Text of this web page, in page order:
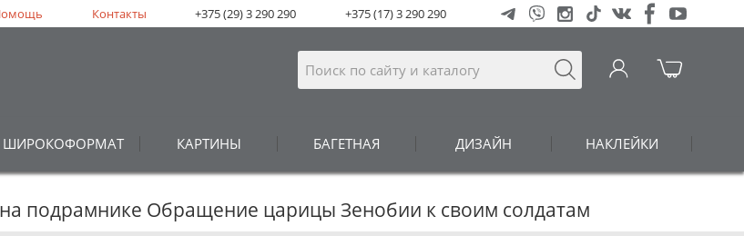
ШИРОКОФОРМАТ КАРТИНЫ БАГЕТНАЯ ДИЗАЙН НАКЛЕЙКИ
Контакты +375 (29) 3 290 290 +375 (17) 3 290 290
подрамнике Обращение царицы Зенобии к своим солдатам